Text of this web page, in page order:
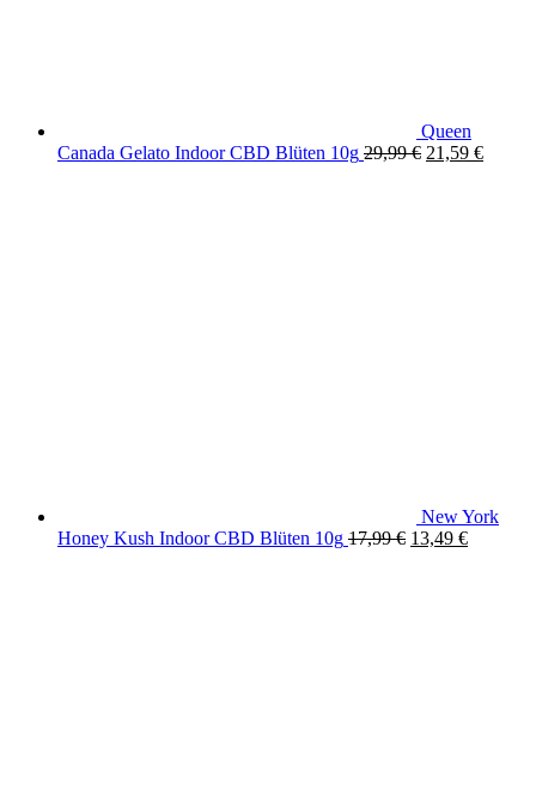
Queen
Canada Gelato Indoor CBD Blüten 10g 29,99€ Original
21,59 €
New York
Honey Kush Indoor CBD Blüten 10g 17,99€ Original
13,49 €Current